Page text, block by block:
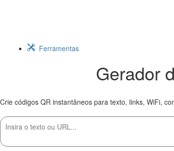
Ferramentas
Gerador
Crie códigos QR instantâneos para texto, links, WiFi,